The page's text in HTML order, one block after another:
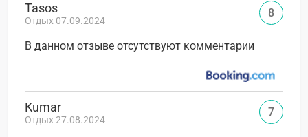
Tasos
Отдых 07.09.2024
В данном отзыве отсутствуют комментарии
8
Kumar
Отдых 27.08.2024
7